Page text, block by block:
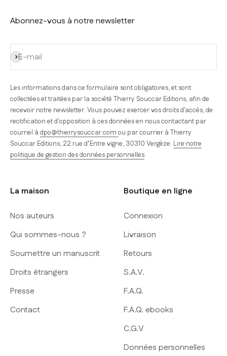
Abonnez-vous à notre newsletter
E-mail
S'inscrire
Les informations dans ce formulaire sont obligatoires, et sont
collectées et traitées par la société Thierry Souccar Editions, afin de
recevoir notre newsletter. Vous pouvez exercer vos droits d'accès, de
rectification et d'opposition à ces données en nous contactant par
courriel à dpo@thierrysouccar.com ou par courrier à Thierry
Souccar Editions, 22 rue d’Entre vigne, 30310 Vergèze. Lire notre
politique de gestion des données personnelles.
La maison
Nos auteurs
Qui sommes-nous ?
Soumettre un manuscrit
Droits étrangers
Presse
Contact
Boutique en ligne
Connexion
Livraison
Retours
S.A.V.
F.A.Q.
F.A.Q. ebooks
C.G.V
Données personnelles